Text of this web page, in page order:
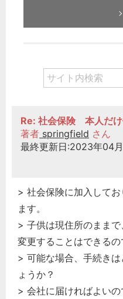
Re: 社会保険 本人だ
著者 springfield さん
最終更新日:2023年04
> 社会保険に加入して
ます。
> 子供は現住所のまま
変更することはできるの
> 可能な場合、手続き
ょうか？
> 会社に届ければよいの